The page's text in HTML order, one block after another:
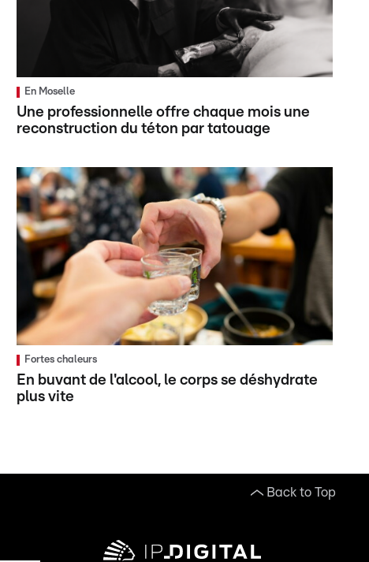
En Moselle
Une professionnelle offre chaque mois une
reconstruction du téton par tatouage
Fortes chaleurs
En buvant de l'alcool, le corps se déshydrate
plus vite
Back to Top